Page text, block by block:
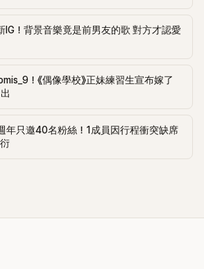
IG！背景音樂竟是前男友的歌 對方才認愛
！《偶像學校》正妹練習生宣布嫁了
年只邀40名粉絲！1成員因行程衝突缺席